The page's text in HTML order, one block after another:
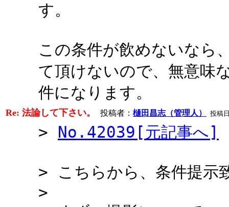
す。
この条件が飲めないなら
て頂けないので、無意味
件になります。
Re: 法論して下さい。 投稿者： 樋田昌志（管理人） 投稿
> No.42039[元記事へ]
> こちらから、条件提示
>